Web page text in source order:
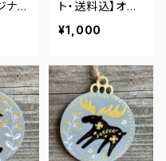
ナル
★
ト・送料込】オリ
ジナルポストカ
ード★黒ねこシ
¥1,000